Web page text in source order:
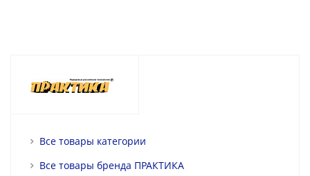
Все товары категории
Все товары бренда ПРАКТИКА